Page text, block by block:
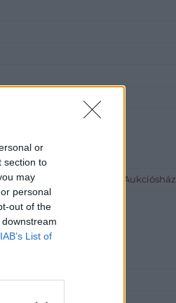
or
section to
may
personal
out of the
IAB’s List of
- Mike Portobello Aukciósház
Lívia